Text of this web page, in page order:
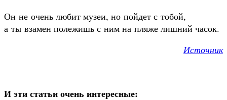
Он не очень любит музеи, но пойдет с тобой,
а ты взамен полежишь с ним на пляже лишний часок.
Источник
И эти статьи очень интересные: